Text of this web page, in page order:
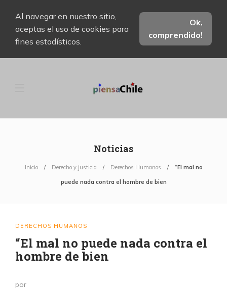
Al navegar en nuestro sitio,
aceptas el uso de cookies para
fines estadísticos.
Ok,
comprendido!
Noticias
Inicio Derecho y justicia Derechos Humanos “El mal no
puede nada contra el hombre de bien
DERECHOS HUMANOS
“El mal no puede nada contra el
hombre de bien
por